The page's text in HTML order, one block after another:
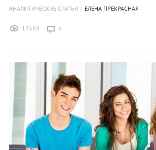
АНАЛИТИЧЕСКИЕ СТАТЬИ ЕЛЕНА ПРЕКРАСНАЯ
13569 4